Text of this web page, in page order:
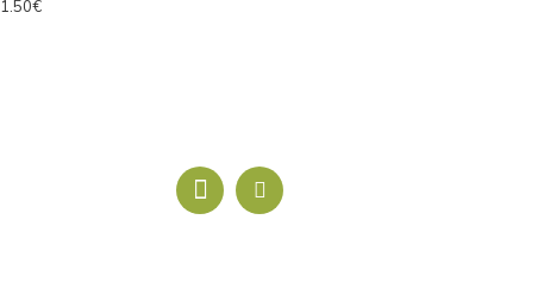
1.50€